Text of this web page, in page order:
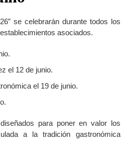
se celebrarán durante todos los
asociados.
el 12 de junio.
el 19 de junio.
para poner en valor los
a la tradición gastronómica